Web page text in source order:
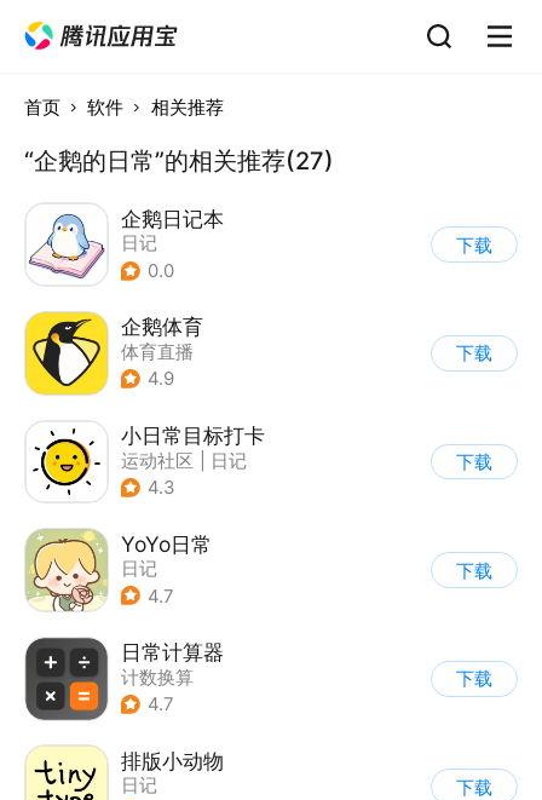
首页 软件 相关推荐
“企鹅的日常”的相关推荐(27)
企鹅日记本
日记
0.0
下载
企鹅体育
体育直播
4.9
下载
小日常目标打卡
运动社区
日记
4.3
下载
YoYo日常
日记
4.7
下载
日常计算器
计数换算
4.7
下载
排版小动物
日记
下载